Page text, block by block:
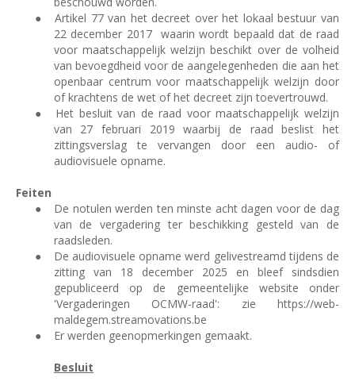
●
Artikel 77 van het decreet over het lokaal bestuur van
22 december 2017 waarin wordt bepaald dat de raad
voor maatschappelijk welzijn beschikt over de volheid
van bevoegdheid voor de aangelegenheden die aan het
openbaar centrum voor maatschappelijk welzijn door
of krachtens de wet of het decreet zijn toevertrouwd.
●
Het besluit van de raad voor maatschappelijk welzijn
van 27 februari 2019 waarbij de raad beslist het
zittingsverslag te vervangen door een audio- of
audiovisuele opname.
Feiten
●
De notulen werden ten minste acht dagen voor de dag
van de vergadering ter beschikking gesteld van de
raadsleden.
●
De audiovisuele opname werd gelivestreamd tijdens de
zitting van 18 december 2025 en bleef sindsdien
gepubliceerd op de gemeentelijke website onder
'Vergaderingen OCMW-raad': zie https://web-
maldegem.streamovations.be
●
Er werden geenopmerkingen gemaakt.
Besluit